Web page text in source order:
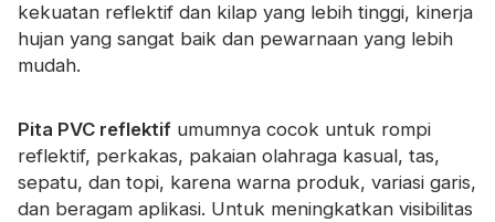
Produk baru
Sertifikat
Video
Kontak
kekuatan reflektif dan kilap yang lebih tinggi, kinerja
hujan yang sangat baik dan pewarnaan yang lebih
mudah.
Pita PVC reflektif umumnya cocok untuk rompi
reflektif, perkakas, pakaian olahraga kasual, tas,
sepatu, dan topi, karena warna produk, variasi garis,
dan beragam aplikasi. Untuk meningkatkan visibilitas